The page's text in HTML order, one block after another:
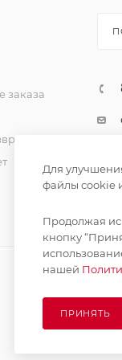
заказа
Для
файлы cookie
Продолжая
кнопку
нашей
ПРИНЯТЬ